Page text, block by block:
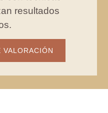
resultados
VALORACIÓN